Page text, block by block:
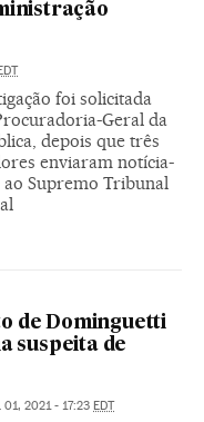
EDT
foi solicitada
Geral da
depois que três
enviaram notícia-
Supremo Tribunal
de Dominguetti
suspeita de
01, 2021 - 17:23 EDT